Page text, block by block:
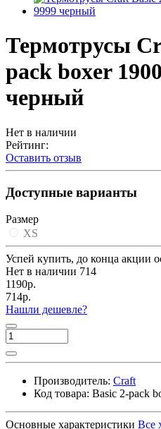
Термотрусы
pack boxer
черный
Нет в наличии
Рейтинг:
Оставить отзыв
Доступные варианты
Размер
XS
Успей купить, до конца акции
Нет в наличии 714
1190р.
714р.
Нашли дешевле?
Производитель: Craft
Код товара: Basic 2-pack
Основные характеристики Все